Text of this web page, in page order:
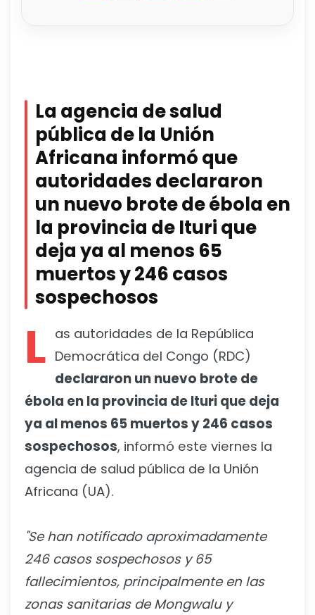
La agencia de salud
pública de la Unión
Africana informó que
autoridades declararon
un nuevo brote de ébola en
la provincia de Ituri que
deja ya al menos 65
muertos y 246 casos
sospechosos
L as autoridades de la República
Democrática del Congo (RDC)
declararon un nuevo brote de
ébola en la provincia de Ituri que deja
ya al menos 65 muertos y 246 casos
sospechosos, informó este viernes la
agencia de salud pública de la Unión
Africana (UA).
"Se han notificado aproximadamente
246 casos sospechosos y 65
fallecimientos, principalmente en las
zonas sanitarias de Mongwalu y